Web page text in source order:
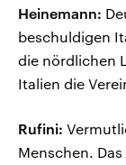
Heinemann:
beschuldigen
die nördlichen
Italien die
Rufini:
Menschen.